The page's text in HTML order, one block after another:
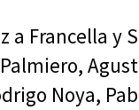
Francella y
Noya,